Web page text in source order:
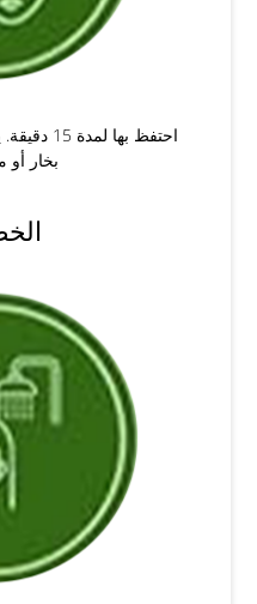
احتفظ
بخار